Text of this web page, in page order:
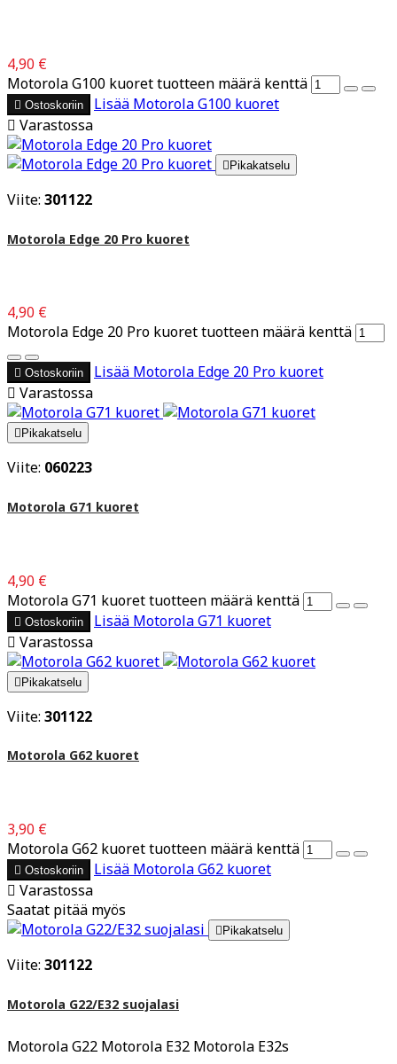
4,90 €
Motorola G100 kuoret tuotteen määrä kenttä
 Ostoskoriin Lisää Motorola G100 kuoret
 Varastossa
 Pikakatselu
Viite: 301122
Motorola Edge 20 Pro kuoret
4,90 €
Motorola Edge 20 Pro kuoret tuotteen määrä kenttä
 Ostoskoriin Lisää Motorola Edge 20 Pro kuoret
 Varastossa
 Pikakatselu
Viite: 060223
Motorola G71 kuoret
4,90 €
Motorola G71 kuoret tuotteen määrä kenttä
 Ostoskoriin Lisää Motorola G71 kuoret
 Varastossa
Pikakatselu
Viite: 301122
Motorola G62 kuoret
3,90 €
Motorola G62 kuoret tuotteen määrä kenttä
 Ostoskoriin Lisää Motorola G62 kuoret
 Varastossa
Saatat pitää myös
 Pikakatselu
Viite: 301122
Motorola G22/E32 suojalasi
Motorola G22 Motorola E32 Motorola E32s